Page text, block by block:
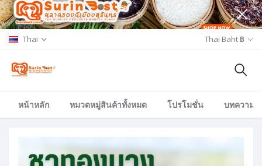
Thai Thai Baht ฿
หน้าหลัก หมวดหมู่สินค้าทั้งหมด โปรโมชั่น บทความ/